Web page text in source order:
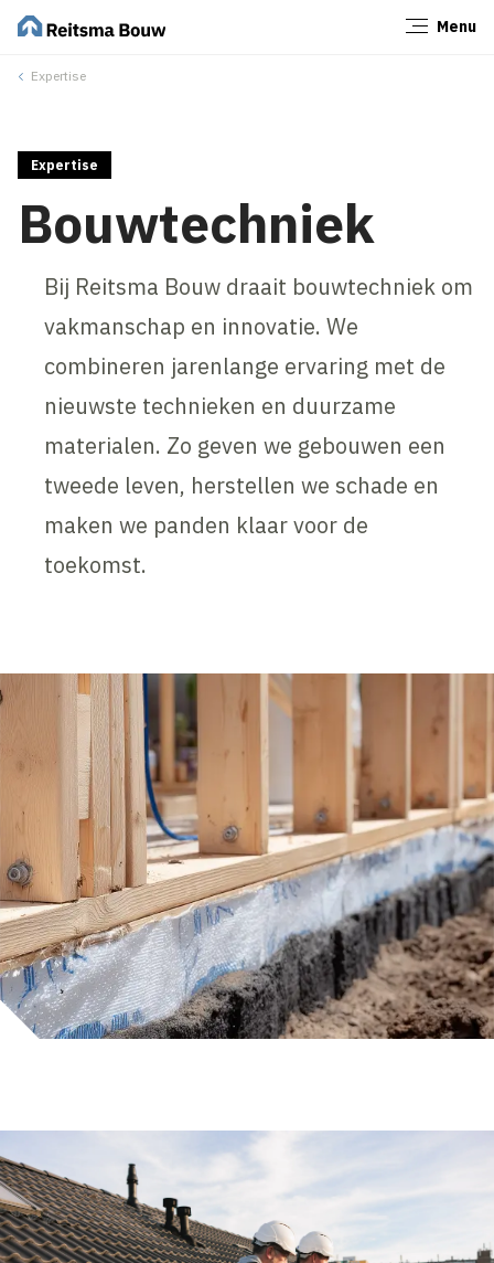
Menu
Expertise
Expertise
Bouwtechniek
Bij Reitsma Bouw draait bouwtechniek om
vakmanschap en innovatie. We
combineren jarenlange ervaring met de
nieuwste technieken en duurzame
materialen. Zo geven we gebouwen een
tweede leven, herstellen we schade en
maken we panden klaar voor de
toekomst.
Sluiten